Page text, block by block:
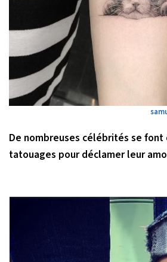
De nombreuses célébrités se font
tatouages pour déclamer leur